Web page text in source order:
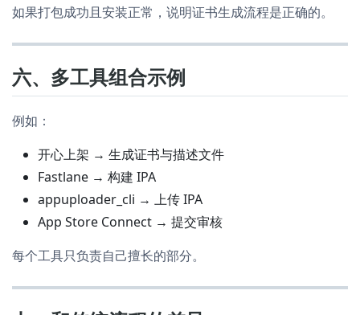
如果打包成功且安装正常，说明证书生成流程是正确的。
六、多工具组合示例
例如：
开心上架 → 生成证书与描述文件
Fastlane → 构建 IPA
appuploader_cli → 上传 IPA
App Store Connect → 提交审核
每个工具只负责自己擅长的部分。